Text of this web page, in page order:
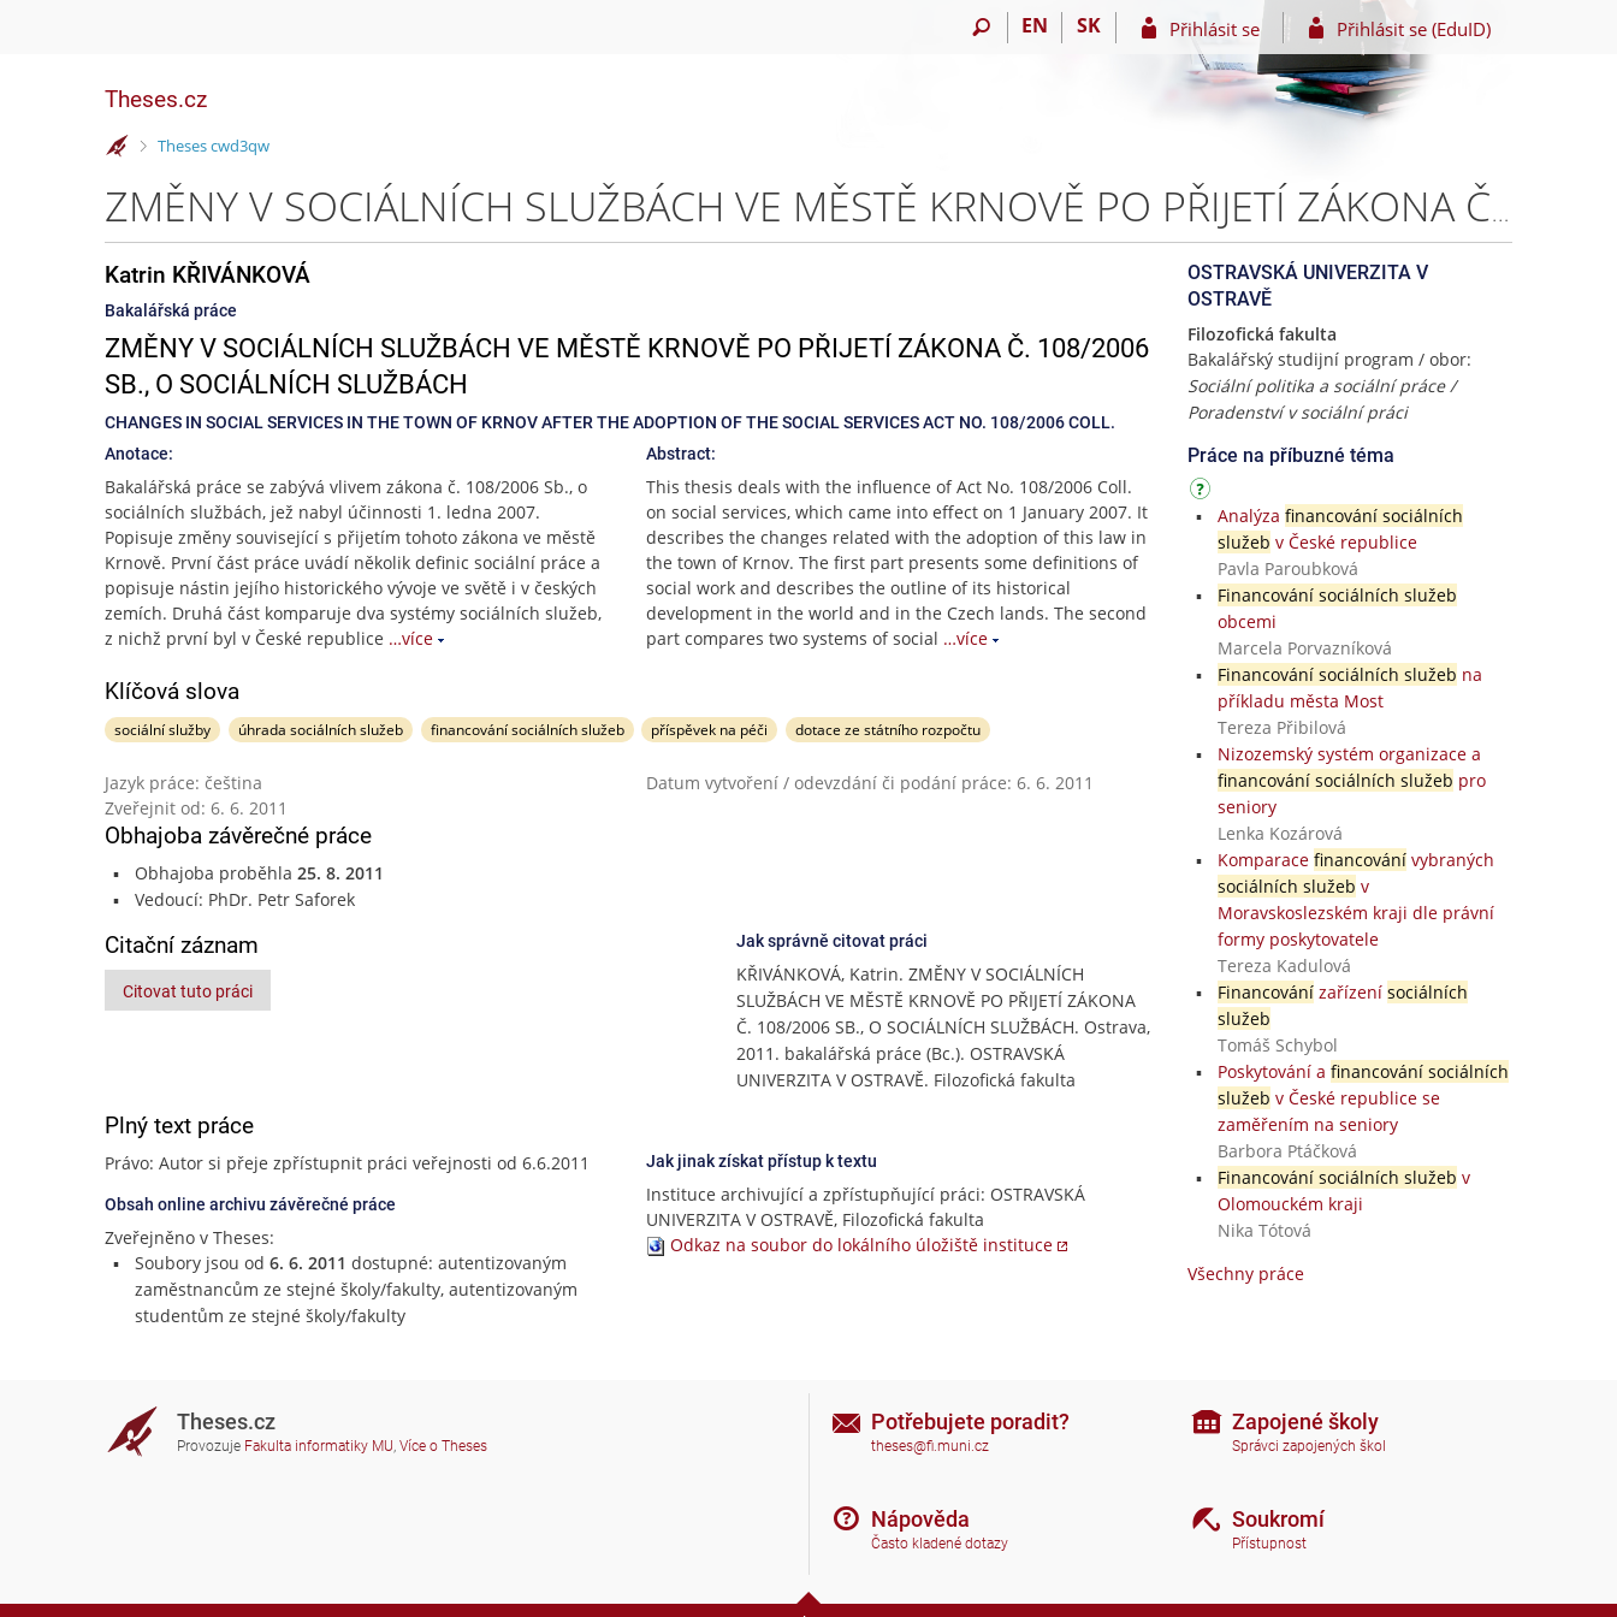
EN SK Přihlásit se Přihlásit se (EduID)
Theses.cz
>
Theses cwd3qw
ZMĚNY V SOCIÁLNÍCH SLUŽBÁCH VE MĚSTĚ KRNOVĚ PO PŘIJETÍ ZÁKONA Č. 108/2006 SB., O SOCIÁLNÍCH SLUŽBÁCH – Katrin KŘIVÁNKOVÁ
Katrin KŘIVÁNKOVÁ
Bakalářská práce
ZMĚNY V SOCIÁLNÍCH SLUŽBÁCH VE MĚSTĚ KRNOVĚ PO PŘIJETÍ ZÁKONA Č. 108/2006
SB., O SOCIÁLNÍCH SLUŽBÁCH
CHANGES IN SOCIAL SERVICES IN THE TOWN OF KRNOV AFTER THE ADOPTION OF THE SOCIAL SERVICES ACT NO. 108/2006 COLL.
Anotace:
Bakalářská práce se zabývá vlivem zákona č. 108/2006 Sb., o
sociálních službách, jež nabyl účinnosti 1. ledna 2007.
Popisuje změny související s přijetím tohoto zákona ve městě
Krnově. První část práce uvádí několik definic sociální práce a
popisuje nástin jejího historického vývoje ve světě i v českých
zemích. Druhá část komparuje dva systémy sociálních služeb,
z nichž první byl v České republice …více
Abstract:
This thesis deals with the influence of Act No. 108/2006 Coll.
on social services, which came into effect on 1 January 2007. It
describes the changes related with the adoption of this law in
the town of Krnov. The first part presents some definitions of
social work and describes the outline of its historical
development in the world and in the Czech lands. The second
part compares two systems of social …více
Klíčová slova
sociální služby úhrada sociálních služeb financování sociálních služeb příspěvek na péči dotace ze státního rozpočtu
Jazyk práce: čeština
Datum vytvoření / odevzdání či podání práce: 6. 6. 2011
Zveřejnit od: 6. 6. 2011
Obhajoba závěrečné práce
Obhajoba proběhla 25. 8. 2011
Vedoucí: PhDr. Petr Saforek
Citační záznam
Citovat tuto práci
Jak správně citovat práci
KŘIVÁNKOVÁ, Katrin. ZMĚNY V SOCIÁLNÍCH
SLUŽBÁCH VE MĚSTĚ KRNOVĚ PO PŘIJETÍ ZÁKONA
Č. 108/2006 SB., O SOCIÁLNÍCH SLUŽBÁCH. Ostrava,
2011. bakalářská práce (Bc.). OSTRAVSKÁ
UNIVERZITA V OSTRAVĚ. Filozofická fakulta
Plný text práce
Právo: Autor si přeje zpřístupnit práci veřejnosti od 6.6.2011
Obsah online archivu závěrečné práce
Zveřejněno v Theses:
Soubory jsou od 6. 6. 2011 dostupné: autentizovaným
zaměstnancům ze stejné školy/fakulty, autentizovaným
studentům ze stejné školy/fakulty
Jak jinak získat přístup k textu
Instituce archivující a zpřístupňující práci: OSTRAVSKÁ
UNIVERZITA V OSTRAVĚ, Filozofická fakulta
Odkaz na soubor do lokálního úložiště instituce
OSTRAVSKÁ UNIVERZITA V
OSTRAVĚ
Filozofická fakulta
Bakalářský studijní program / obor:
Sociální politika a sociální práce /
Poradenství v sociální práci
Práce na příbuzné téma
Analýza financování sociálních
služeb v České republice
Pavla Paroubková
Financování sociálních služeb
obcemi
Marcela Porvazníková
Financování sociálních služeb na
příkladu města Most
Tereza Přibilová
Nizozemský systém organizace a
financování sociálních služeb pro
seniory
Lenka Kozárová
Komparace financovánívybraných
sociálních služeb v
Moravskoslezském kraji dle právní
formy poskytovatele
Tereza Kadulová
Financovánízařízení sociálních
služeb
Tomáš Schybol
Poskytování a financování sociálních
služeb v České republice se
zaměřením na seniory
Barbora Ptáčková
Financování sociálních služeb v
Olomouckém kraji
Nika Tótová
Všechny práce
Theses.cz
Provozuje Fakulta informatiky MU, Více o Theses
Potřebujete poradit?
theses@fi.muni.cz
Nápověda
Často kladené dotazy
Zapojené školy
Správci zapojených škol
Soukromí
Přístupnost